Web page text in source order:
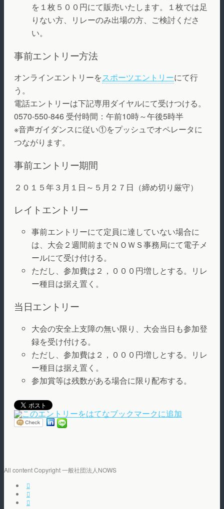
を１枚５００円にて販売いたします。１枚では足
りない方、リレーのみ出場の方、ご検討くださ
い。
事前エントリー方法
オンラインエントリーをスポーツエントリーにて行
う。
電話エントリーは下記専用ダイヤルにて受けつける。
0570-550-846 受付時間：午前10時～午後5時半
※音声ガイダンスに従い①をプッシュでオペレータに
つながります。
事前エントリー期間
２０１５年３月１日～５月２７日（締め切り厳守）
レイトエントリー
事前エントリーにて定員に達していない場合に
は、大会２週間前までＮＯＷＳ事務局にて電子メ
ールにて受け付ける。
ただし、参加費は２，０００円増しとする。リレ
ー種目は据え置く。
当日エントリー
大会の安全上支障の無い限り、大会当日も参加登
録を受け付ける。
ただし、参加費は２，０００円増しとする。リレ
ー種目は据え置く。
参加賞等は残数がある場合に限り配布する。
All content Copyright 一般社団法人NOWS